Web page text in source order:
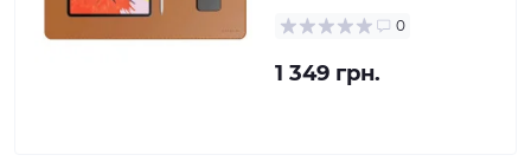
0
1 349 грн.